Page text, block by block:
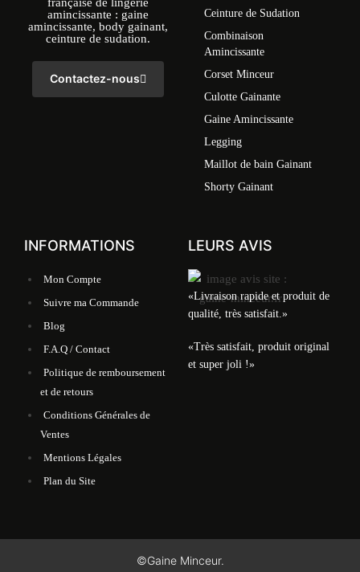
amincissante : gaine
amincissante, body gainant,
ceinture de sudation.
Contactez-nous
Ceinture de Sudation
Combinaison
Amincissante
Corset Minceur
Culotte Gainante
Gaine Amincissante
Legging
Maillot de bain Gainant
Shorty Gainant
INFORMATIONS
Mon Compte
Suivre ma Commande
Blog
F.A.Q / Contact
Politique de remboursement
et de retours
Conditions Générales de
Ventes
Mentions Légales
Plan du Site
LEURS AVIS
«Livraison rapide et produit de
qualité, très satisfait.»
«Très satisfait, produit original
et super joli !»
©Gaine Minceur.